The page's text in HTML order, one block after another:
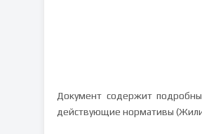
Документ содержит
действующие нормативы